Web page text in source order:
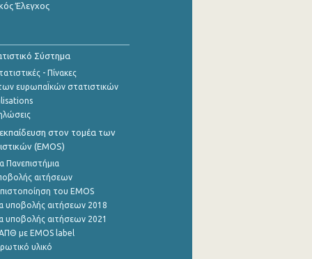
Έλεγχος
Σύστημα
- Πίνακες
ευρωπαΪκών στατιστικών
στον τομέα των
(EMOS)
Πανεπιστήμια
αιτήσεων
του EMOS
υποβολής αιτήσεων 2018
υποβολής αιτήσεων 2021
με EMOS label
υλικό